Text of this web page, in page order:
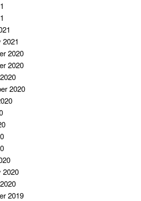
2021
2020
2020
2020
2020
2019